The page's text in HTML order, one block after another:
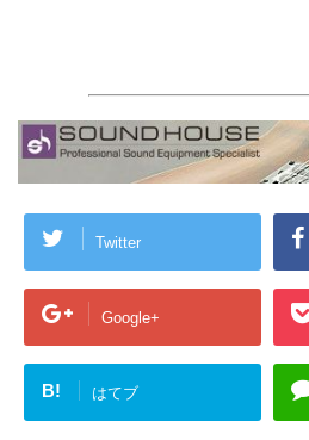
Twitter
Google+
B! はてブ